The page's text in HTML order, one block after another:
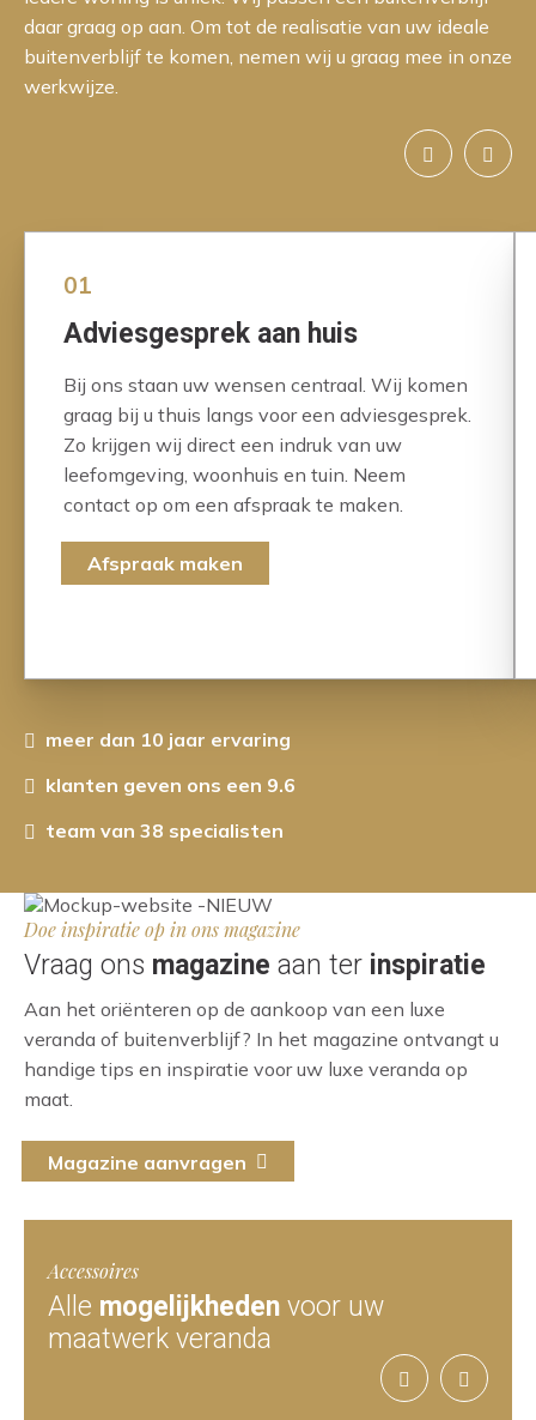
daar graag op aan. Om tot de realisatie van uw ideale
buitenverblijf te komen, nemen wij u graag mee in onze
werkwijze.
01
Adviesgesprek aan huis
Bij ons staan uw wensen centraal. Wij komen
graag bij u thuis langs voor een adviesgesprek.
Zo krijgen wij direct een indruk van uw
leefomgeving, woonhuis en tuin. Neem
contact op om een afspraak te maken.
Afspraak maken
meer dan 10 jaar ervaring
klanten geven ons een 9.6
team van 38 specialisten
Doe inspiratie op in ons magazine
Vraag ons magazine aan ter inspiratie
Aan het oriënteren op de aankoop van een luxe
veranda of buitenverblijf? In het magazine ontvangt u
handige tips en inspiratie voor uw luxe veranda op
maat.
Magazine aanvragen
Accessoires
Alle mogelijkheden voor uw
maatwerk veranda